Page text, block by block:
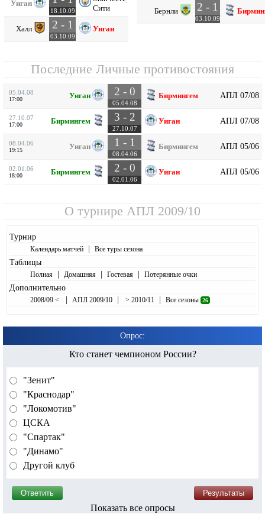
Уиган
18.10.09
Сити
Халл 2 - 1
03.10.09
Уиган
Бернли 2 - 1
03.10.09
Последние Личные противостояния
05.04.08
17:00 Уиган 2 - 0
05.04.08
Бирмингем АПЛ 07/08
27.10.07
17:00 Бирмингем 3 - 2
27.10.07
Уиган АПЛ 07/08
08.04.06
19:15 Уиган 1 - 1
08.04.06
Бирмингем АПЛ 05/06
02.01.06
18:00 Бирмингем 2 - 0
02.01.06
Уиган АПЛ 05/06
О турнире АПЛ 2009/10
Турнир
Календарь матчей | Все туры сезона
Таблицы
Полная | Домашняя | Гостевая | Потерянные очки
Дополнительно
2008/09 < | АПЛ 2009/10 | > 2010/11 | Все сезоны 26
Опрос:
Кто станет чемпионом России?
"Зенит"
"Краснодар"
"Локомотив"
ЦСКА
"Спартак"
"Динамо"
Другой клуб
Показать все опросы